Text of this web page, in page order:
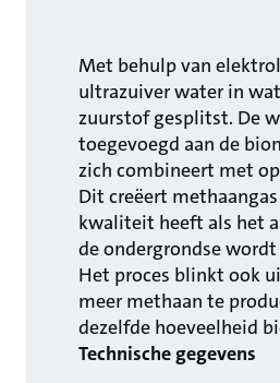
Met behulp van
ultrazuiver water in
zuurstof gesplitst. De
toegevoegd aan de
zich combineert met
Dit creëert
kwaliteit heeft als het
de ondergrondse
Het proces blinkt ook
meer methaan te
dezelfde hoeveelheid
Technische gegevens